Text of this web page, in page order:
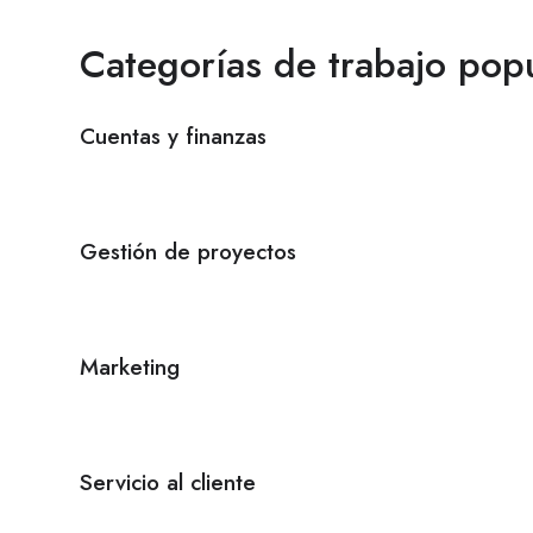
Categorías de trabajo
Cuentas y finanzas
Gestión de proyectos
Marketing
Servicio al cliente